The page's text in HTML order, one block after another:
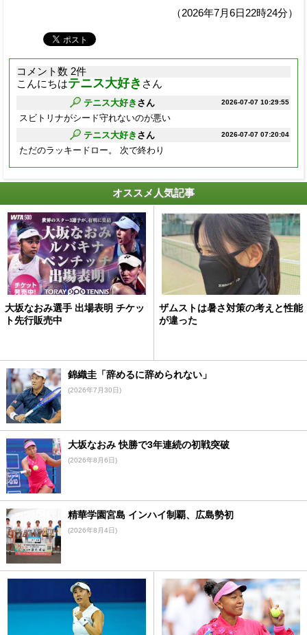
（2026年7月6日22時24分）
コメント数 2件
こんにちはテニス大好き さん
2026-07-07 10:29:55
テニス大好き さん
スビトリナがシード守れないのが悪い
2026-07-07 07:20:04
テニス大好き さん
ただのラッキードロー。 次で終わり
オススメ人気記事
大坂なおみ選手 出場表明 チケッ
ト先行販売中
ザムストは暑さ対策の考えと性能
が違った
錦織圭「辞めるに辞められない」
(2026年7月30日)
大坂なおみ 快勝で3年連続の初戦突破
(2026年8月6日)
精華学園宮島 インハイ制覇、広島勢初
(2026年8月4日)